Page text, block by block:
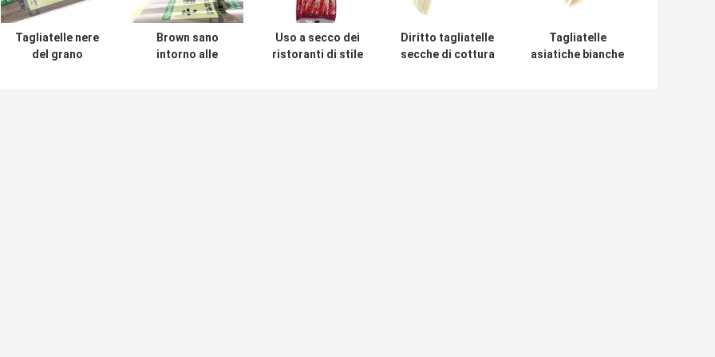
Tagliatelle nere
del grano
Brown sano
intorno alle
Uso a secco dei
ristoranti di stile
Diritto tagliatelle
secche di cottura
Tagliatelle
asiatiche bianche